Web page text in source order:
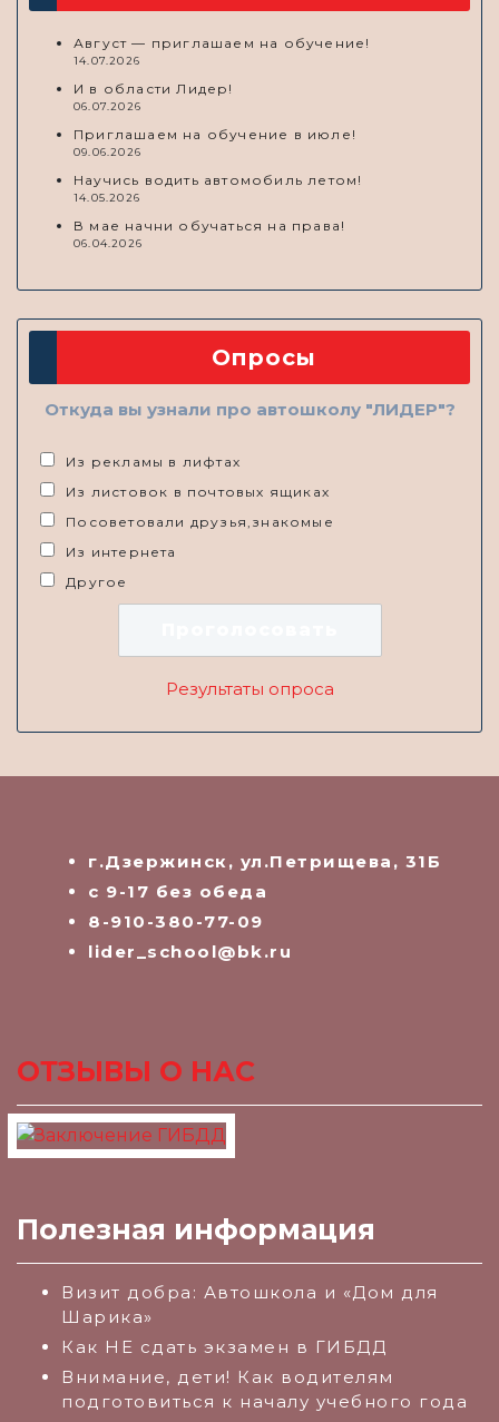
Август — приглашаем на обучение!
14.07.2026
И в области Лидер!
06.07.2026
Приглашаем на обучение в июле!
09.06.2026
Научись водить автомобиль летом!
14.05.2026
В мае начни обучаться на права!
06.04.2026
Опросы
Откуда вы узнали про автошколу "ЛИДЕР"?
Из рекламы в лифтах
Из листовок в почтовых ящиках
Посоветовали друзья,знакомые
Из интернета
Другое
Результаты опроса
г.Дзержинск, ул.Петрищева, 31Б
с 9-17 без обеда
8-910-380-77-09
lider_school@bk.ru
ОТЗЫВЫ О НАС
Полезная информация
Визит добра: Автошкола и «Дом для
Шарика»
Как НЕ сдать экзамен в ГИБДД
Внимание, дети! Как водителям
подготовиться к началу учебного года